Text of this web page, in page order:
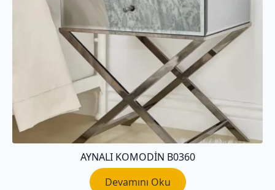
AYNALI KOMODIN B0360
Devamını Oku